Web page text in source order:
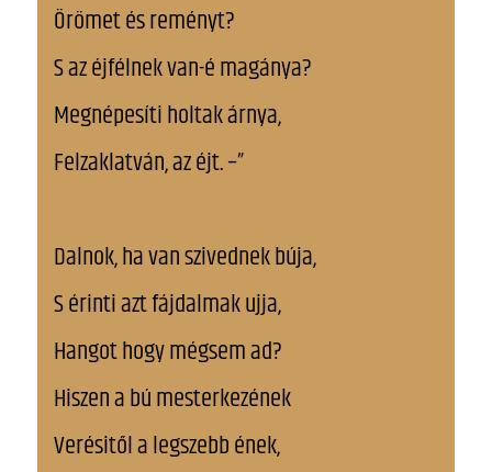
Örömet és reményt?
S az éjfélnek van-é magánya?
Megnépesíti holtak árnya,
Felzaklatván, az éjt. –”
Dalnok, ha van szivednek búja,
S érinti azt fájdalmak ujja,
Hangot hogy mégsem ad?
Hiszen a bú mesterkezének
Verésitől a legszebb ének,